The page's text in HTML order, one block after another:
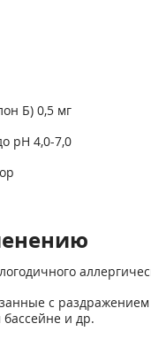
Б) 0,5 мг
рН 4,0-7,0
с
бассейне и др.